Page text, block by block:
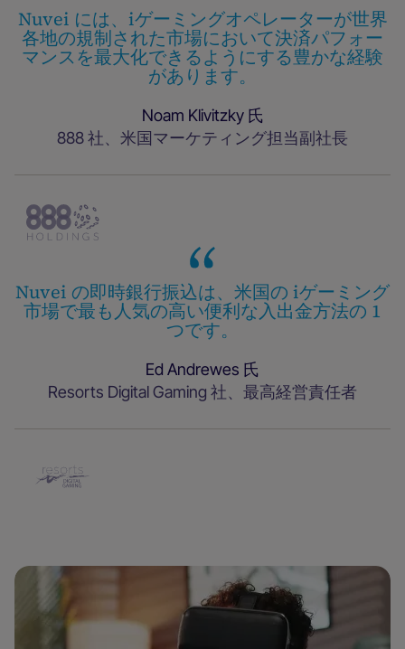
Nuvei には、iゲーミングオペレーターが世界
各地の規制された市場において決済パフォー
マンスを最大化できるようにする豊かな経験
があります。
Noam Klivitzky 氏
888 社、米国マーケティング担当副社長
Nuvei の即時銀行振込は、米国の iゲーミング
市場で最も人気の高い便利な入出金方法の 1
つです。
Ed Andrewes 氏
Resorts Digital Gaming 社、最高経営責任者